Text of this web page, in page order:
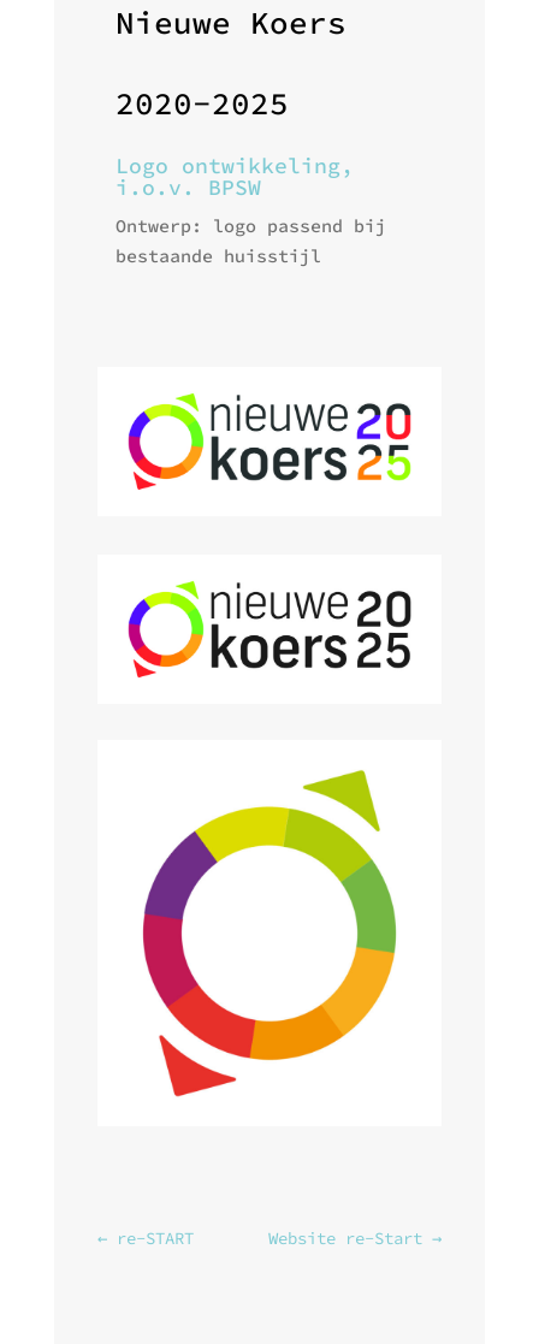
Nieuwe Koers
2020-2025
Logo ontwikkeling,
i.o.v. BPSW
Ontwerp: logo passend bij
bestaande huisstijl
← re-START Website re-Start →